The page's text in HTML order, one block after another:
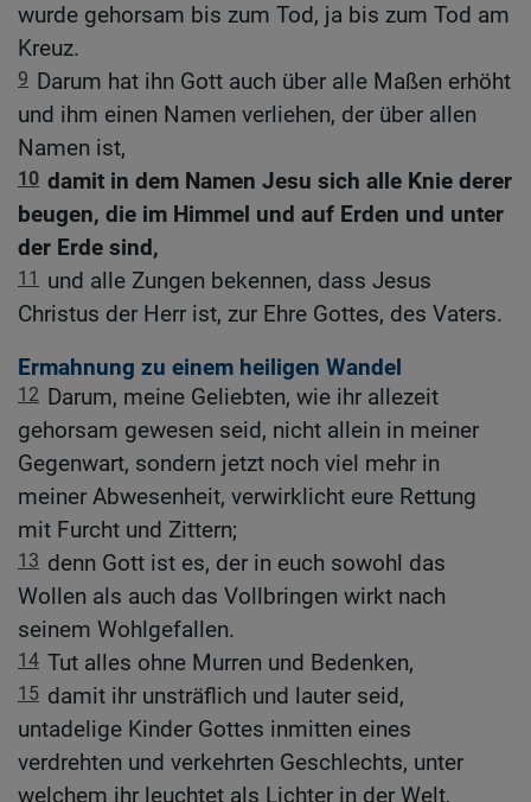
wurde gehorsam bis zum Tod, ja bis zum Tod am
Kreuz.
9 Darum hat ihn Gott auch über alle Maßen erhöht
und ihm einen Namen verliehen, der über allen
Namen ist,
10 damit in dem Namen Jesu sich alle Knie derer
beugen, die im Himmel und auf Erden und unter
der Erde sind,
11
und alle Zungen bekennen, dass Jesus
Christus der Herr ist, zur Ehre Gottes, des Vaters.
Ermahnung zu einem heiligen Wandel
12 Darum, meine Geliebten, wie ihr allezeit
gehorsam gewesen seid, nicht allein in meiner
Gegenwart, sondern jetzt noch viel mehr in
meiner Abwesenheit, verwirklicht eure Rettung
mit Furcht und Zittern;
13 denn Gott ist es, der in euch sowohl das
Wollen als auch das Vollbringen wirkt nach
seinem Wohlgefallen.
14 Tut alles ohne Murren und Bedenken,
15 damit ihr unsträflich und lauter seid,
untadelige Kinder Gottes inmitten eines
verdrehten und verkehrten Geschlechts, unter
welchem ihr leuchtet als Lichter in der Welt,